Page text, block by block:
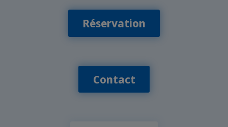
Réservation
Contact